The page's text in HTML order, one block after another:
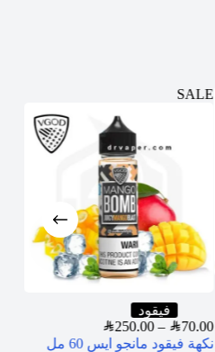
SALE
فيقود
SAR70.00
–
SAR250.00
نكهة فيقود مانجو ايس 60 مل